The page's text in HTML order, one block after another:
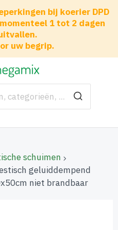
bij koerier DPD
1 tot 2 dagen
uw begrip.
schuimen
geluiddempend
niet brandbaar